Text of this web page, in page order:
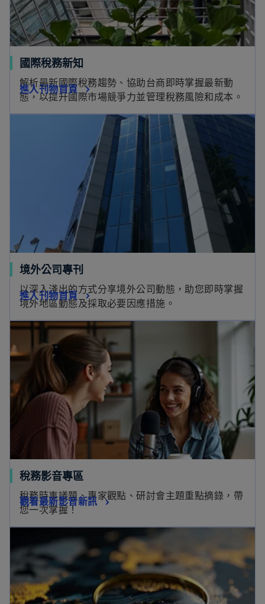
國際稅務新知
解析最新國際稅務趨勢、協助台商即時掌握最新動
態，以提升國際市場競爭力並管理稅務風險和成本。
進入刊物首頁
境外公司專刊
以深入淺出的方式分享境外公司動態，助您即時掌握
境外地區動態及採取必要因應措施。
進入刊物首頁
稅務影音專區
稅務時事議題、專家觀點、研討會主題重點摘錄，帶
您一次掌握！
觀看最新影音新訊